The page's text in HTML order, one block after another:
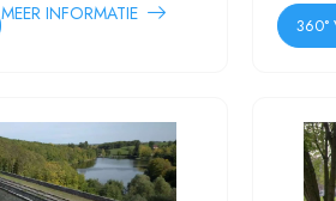
MEER INFORMATIE
360°